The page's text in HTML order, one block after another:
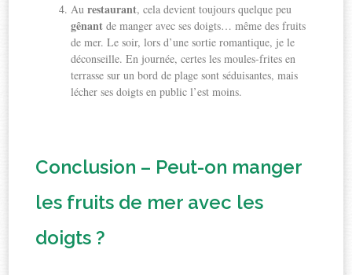
Aurestaurant, cela devient toujours quelque peu
gênant de manger avec ses doigts… même des fruits
de mer. Le soir, lors d’une sortie romantique, je le
déconseille. En journée, certes les moules-frites en
terrasse sur un bord de plage sont séduisantes, mais
lécher ses doigts en public l’est moins.
Conclusion – Peut-on manger
les fruits de mer avec les
doigts ?